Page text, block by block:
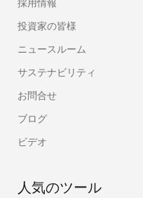
採用情報
投資家の皆様
ニュースルーム
サステナビリティ
お問合せ
ブログ
ビデオ
人気のツール